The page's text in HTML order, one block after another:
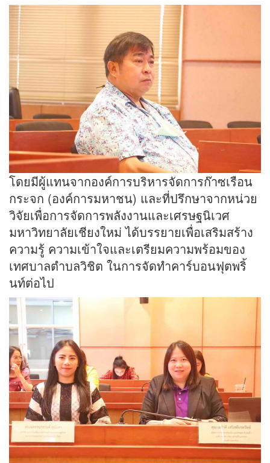
โดยมีผู้แทนจากองค์การบริหารจัดการก๊าซเรือน
กระจก (องค์การมหาชน) และที่ปรึกษาจากหน่วย
วิจัยเพื่อการจัดการพลังงานและเศรษฐนิเวศ
มหาวิทยาลัยเชียงใหม่ ได้บรรยายเพื่อเสริมสร้าง
ความรู้ ความเข้าใจและเตรียมความพร้อมของ
เทศบาลตำบลวิชิต ในการจัดทำคาร์บอนฟุตพริ้
นท์ต่อไป